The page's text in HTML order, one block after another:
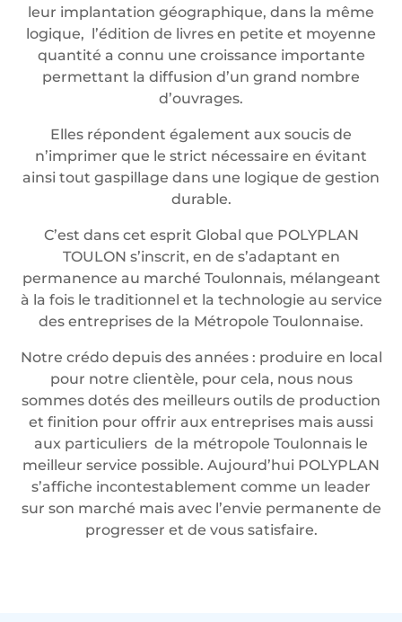
leur implantation géographique, dans la même
logique, l’édition de livres en petite et moyenne
quantité a connu une croissance importante
permettant la diffusion d’un grand nombre
d’ouvrages.
Elles répondent également aux soucis de
n’imprimer que le strict nécessaire en évitant
ainsi tout gaspillage dans une logique de gestion
durable.
C’est dans cet esprit Global que POLYPLAN
TOULON s’inscrit, en de s’adaptant en
permanence au marché Toulonnais, mélangeant
à la fois le traditionnel et la technologie au service
des entreprises de la Métropole Toulonnaise.
Notre crédo depuis des années : produire en local
pour notre clientèle, pour cela, nous nous
sommes dotés des meilleurs outils de production
et finition pour offrir aux entreprises mais aussi
aux particuliers de la métropole Toulonnais le
meilleur service possible. Aujourd’hui POLYPLAN
s’affiche incontestablement comme un leader
sur son marché mais avec l’envie permanente de
progresser et de vous satisfaire.